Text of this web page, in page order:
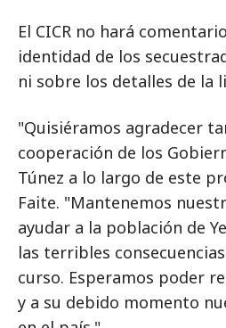
El CICR no hará
identidad de los
ni sobre los detalles de la
"Quisiéramos agradecer
cooperación de los
Túnez a lo largo de este
Faite. "Mantenemos
ayudar a la población de
las terribles
curso. Esperamos poder
y a su debido momento